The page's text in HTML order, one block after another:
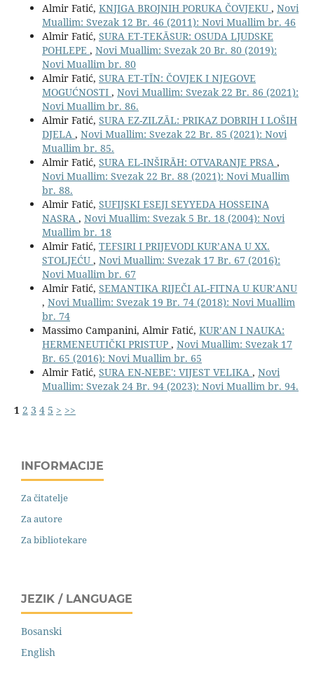
Almir Fatić, KNJIGA BROJNIH PORUKA ČOVJEKU , Novi
Muallim: Svezak 12 Br. 46 (2011): Novi Muallim br. 46
Almir Fatić, SURA ET-TEKĀSUR: OSUDA LJUDSKE
POHLEPE , Novi Muallim: Svezak 20 Br. 80 (2019):
Novi Muallim br. 80
Almir Fatić, SURA ET-TĪN: ČOVJEK I NJEGOVE
MOGUĆNOSTI , Novi Muallim: Svezak 22 Br. 86 (2021):
Novi Muallim br. 86.
Almir Fatić, SURA EZ-ZILZĀL: PRIKAZ DOBRIH I LOŠIH
DJELA , Novi Muallim: Svezak 22 Br. 85 (2021): Novi
Muallim br. 85.
Almir Fatić, SURA EL-INŠIRĀH: OTVARANJE PRSA ,
Novi Muallim: Svezak 22 Br. 88 (2021): Novi Muallim
br. 88.
Almir Fatić, SUFIJSKI ESEJI SEYYEDA HOSSEINA
NASRA , Novi Muallim: Svezak 5 Br. 18 (2004): Novi
Muallim br. 18
Almir Fatić, TEFSIRI I PRIJEVODI KUR’ANA U XX.
STOLJEĆU , Novi Muallim: Svezak 17 Br. 67 (2016):
Novi Muallim br. 67
Almir Fatić, SEMANTIKA RIJEČI AL-FITNA U KUR’ANU
, Novi Muallim: Svezak 19 Br. 74 (2018): Novi Muallim
br. 74
Massimo Campanini, Almir Fatić, KUR’AN I NAUKA:
HERMENEUTIČKI PRISTUP , Novi Muallim: Svezak 17
Br. 65 (2016): Novi Muallim br. 65
Almir Fatić, SURA EN-NEBE': VIJEST VELIKA , Novi
Muallim: Svezak 24 Br. 94 (2023): Novi Muallim br. 94.
1 2 3 4 5 > >>
INFORMACIJE
Za čitatelje
Za autore
Za bibliotekare
JEZIK / LANGUAGE
Bosanski
English